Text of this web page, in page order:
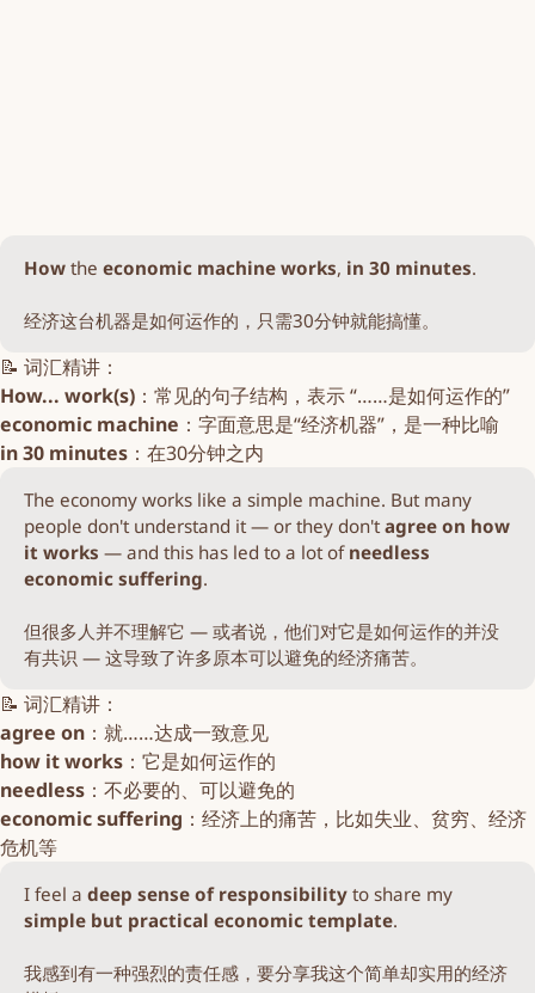
How the economic machine works, in 30 minutes.
经济这台机器是如何运作的，只需30分钟就能搞懂。
📝 词汇精讲：
How... work(s) ：常见的句子结构，表示 “……是如何运作的”
economic machine ：字面意思是“经济机器”，是一种比喻
in 30 minutes ：在30分钟之内
The economy works like a simple machine. But many
people don't understand it — or they don't agree on how
it works — and this has led to a lot of needless
economic suffering.
但很多人并不理解它 — 或者说，他们对它是如何运作的并没
有共识 — 这导致了许多原本可以避免的经济痛苦。
📝 词汇精讲：
agree on ：就……达成一致意见
how it works ：它是如何运作的
needless ：不必要的、可以避免的
economic suffering ：经济上的痛苦，比如失业、贫穷、经济
危机等
I feel a deep sense of responsibility to share my
simple but practical economic template.
我感到有一种强烈的责任感，要分享我这个简单却实用的经济